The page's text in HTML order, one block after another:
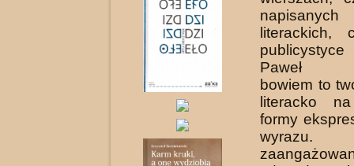
Paweł
bowiem to
literacko
formy